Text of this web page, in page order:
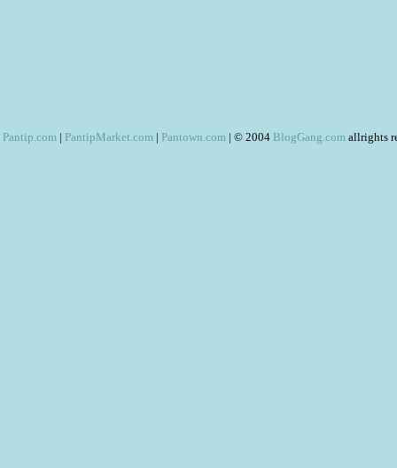
Pantip.com | PantipMarket.com | Pantown.com | © 2004 BlogGang.com allrights